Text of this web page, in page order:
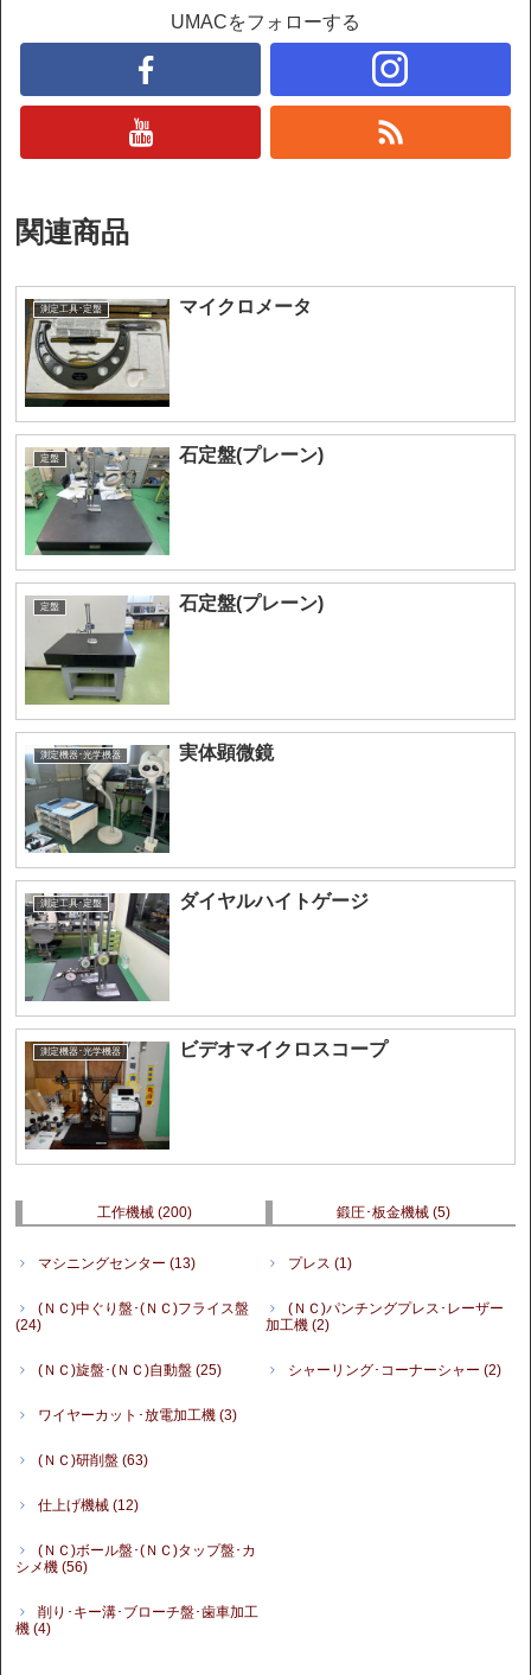
UMACをフォローする
関連商品
測定工具･定盤 マイクロメータ
定盤 石定盤(プレーン)
定盤 石定盤(プレーン)
測定機器･光学機器 実体顕微鏡
測定工具･定盤 ダイヤルハイトゲージ
測定機器･光学機器 ビデオマイクロスコープ
工作機械 (200)
マシニングセンター(13)
(ＮＣ)中ぐり盤･(ＮＣ)フライス盤
(24)
(ＮＣ)旋盤･(ＮＣ)自動盤(25)
ワイヤーカット･放電加工機(3)
(ＮＣ)研削盤(63)
仕上げ機械(12)
(ＮＣ)ボール盤･(ＮＣ)タップ盤･カ
シメ機(56)
削り･キー溝･ブローチ盤･歯車加工
機(4)
鍛圧･板金機械(5)
プレス (1)
(ＮＣ)パンチングプレス･レーザー
加工機 (2)
シャーリング･コーナーシャー (2)